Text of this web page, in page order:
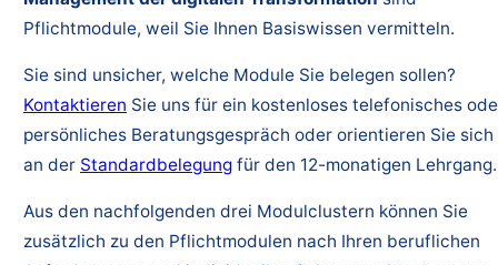
Pflichtmodule, weil Sie Ihnen Basiswissen vermitteln.
Sie sind unsicher, welche Module Sie belegen sollen?
Kontaktieren Sie uns für ein kostenloses telefonisches
persönliches Beratungsgespräch oder orientieren Sie sich
an der Standardbelegung für den 12-monatigen Lehrgang.
Aus den nachfolgenden drei Modulclustern können Sie
zusätzlich zu den Pflichtmodulen nach Ihren beruflichen